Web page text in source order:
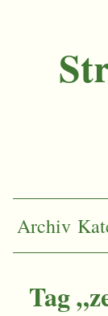
Archiv
Tag